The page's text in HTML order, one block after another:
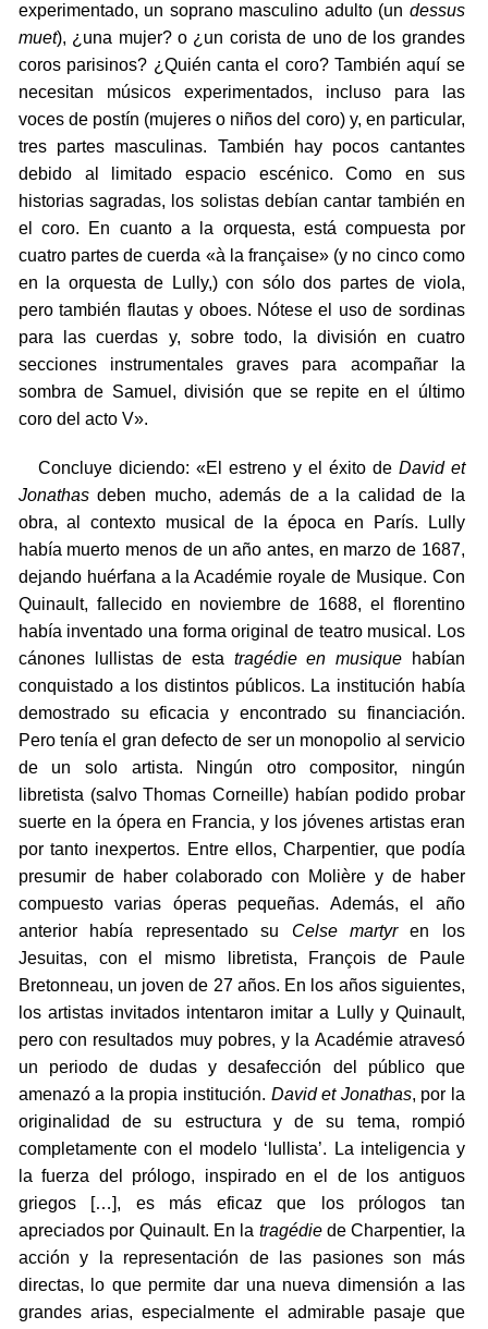
experimentado, un soprano masculino adulto (un dessus
muet), ¿una mujer? o ¿un corista de uno de los grandes
coros parisinos? ¿Quién canta el coro? También aquí se
necesitan músicos experimentados, incluso para las
voces de postín (mujeres o niños del coro) y, en particular,
tres partes masculinas. También hay pocos cantantes
debido al limitado espacio escénico. Como en sus
historias sagradas, los solistas debían cantar también en
el coro. En cuanto a la orquesta, está compuesta por
cuatro partes de cuerda «à la française» (y no cinco como
en la orquesta de Lully,) con sólo dos partes de viola,
pero también flautas y oboes. Nótese el uso de sordinas
para las cuerdas y, sobre todo, la división en cuatro
secciones instrumentales graves para acompañar la
sombra de Samuel, división que se repite en el último
coro del acto V».
Concluye diciendo: «El estreno y el éxito de David et
Jonathasdeben mucho, además de a la calidad de la
obra, al contexto musical de la época en París. Lully
había muerto menos de un año antes, en marzo de 1687,
dejando huérfana a la Académie royale de Musique. Con
Quinault, fallecido en noviembre de 1688, el florentino
había inventado una forma original de teatro musical. Los
cánones lullistas de esta tragédie en musique habían
conquistado a los distintos públicos. La institución había
demostrado su eficacia y encontrado su financiación.
Pero tenía el gran defecto de ser un monopolio al servicio
de un solo artista. Ningún otro compositor, ningún
libretista (salvo Thomas Corneille) habían podido probar
suerte en la ópera en Francia, y los jóvenes artistas eran
por tanto inexpertos. Entre ellos, Charpentier, que podía
presumir de haber colaborado con Molière y de haber
compuesto varias óperas pequeñas. Además, el año
anterior había representado su Celse martyren los
Jesuitas, con el mismo libretista, François de Paule
Bretonneau, un joven de 27 años. En los años siguientes,
los artistas invitados intentaron imitar a Lully y Quinault,
pero con resultados muy pobres, y la Académie atravesó
un periodo de dudas y desafección del público que
amenazó a la propia institución. David et Jonathas, por la
originalidad de su estructura y de su tema, rompió
completamente con el modelo ‘lullista’. La inteligencia y
la fuerza del prólogo, inspirado en el de los antiguos
griegos […], es más eficaz que los prólogos tan
apreciados por Quinault. En la tragédiede Charpentier, la
acción y la representación de las pasiones son más
directas, lo que permite dar una nueva dimensión a las
grandes arias, especialmente el admirable pasaje que